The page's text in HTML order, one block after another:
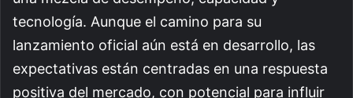
tecnología. Aunque el camino para su
lanzamiento oficial aún está en desarrollo, las
expectativas están centradas en una respuesta
positiva del mercado, con potencial para influir